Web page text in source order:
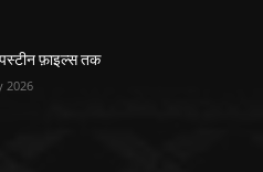
फ़ाइल्स तक
2026